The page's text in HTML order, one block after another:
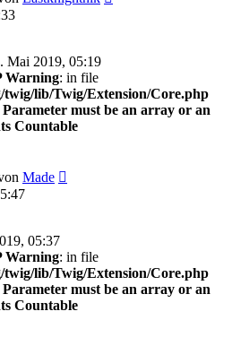
Mai 2019, 05:19
Warning: in file
lib/Twig/Extension/Core.php
must be an array or an
Countable
Made
05:37
Warning: in file
lib/Twig/Extension/Core.php
must be an array or an
Countable